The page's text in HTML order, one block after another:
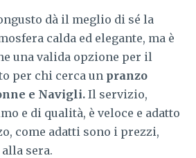
dà il meglio di sé la
calda ed elegante, ma è
una valida opzione per il
per chi cerca un pranzo
e Navigli. Il servizio,
e di qualità, è veloce e adatto
come adatti sono i prezzi,
sera.